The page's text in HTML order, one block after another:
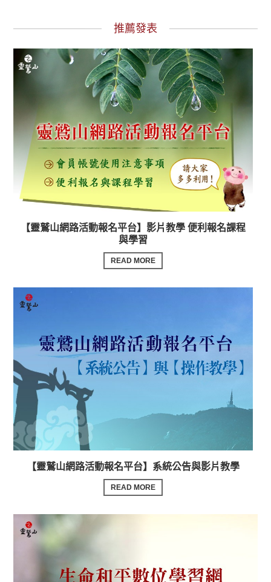
推薦發表
【靈鷲山網路活動報名平台】影片教學 便利報名課程
與學習
READ MORE
【靈鷲山網路活動報名平台】系統公告與影片教學
READ MORE